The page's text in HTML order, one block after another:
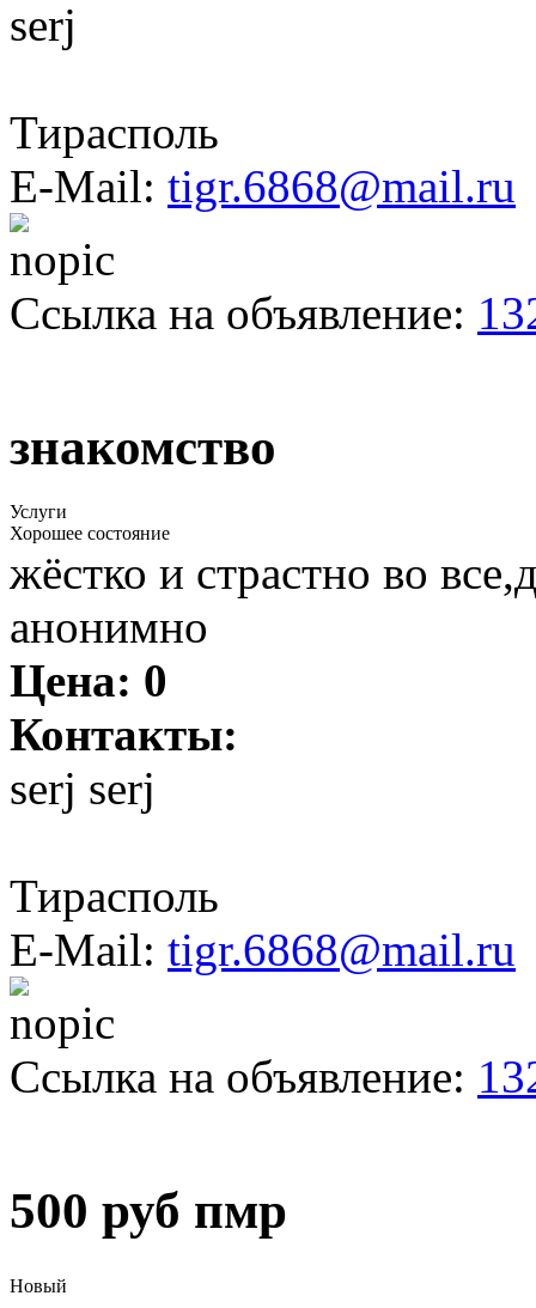
serj
Тирасполь
E-Mail: tigr.6868@mail.ru
Ссылка на объявление:
знакомство
Услуги
Хорошее состояние
жёстко и страстно во
анонимно
Цена: 0
Контакты:
serj serj
Тирасполь
E-Mail: tigr.6868@mail.ru
Ссылка на объявление:
500 руб пмр
Новый